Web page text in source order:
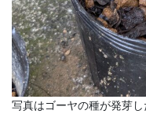
写真はゴーヤの種が発芽し